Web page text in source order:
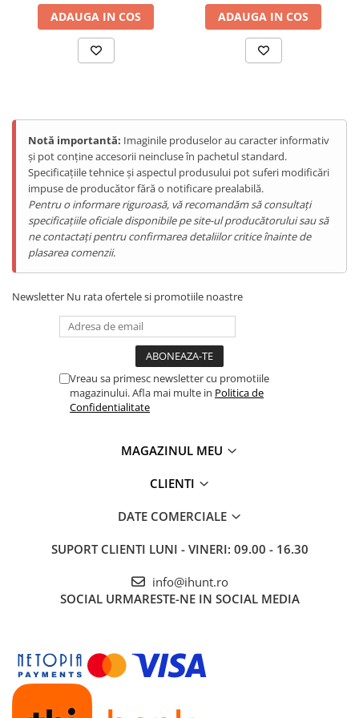
Tablete Oukitel
ENERGIE
Stații de Încărcare Comerciale /
Profesionale
ADAUGA IN COS ADAUGA IN COS
Notă importantă: Imaginile produselor au caracter informativ
și pot conține accesorii neincluse în pachetul standard.
Specificațiile tehnice și aspectul produsului pot suferi modificări
impuse de producător fără o notificare prealabilă.
Pentru o informare riguroasă, vă recomandăm să consultați
specificațiile oficiale disponibile pe site-ul producătorului sau să
ne contactați pentru confirmarea detaliilor critice înainte de
plasarea comenzii.
Newsletter Nu rata ofertele si promotiile noastre
Vreau sa primesc newsletter cu promotiile
magazinului. Afla mai multe in Politica de
Confidentialitate
MAGAZINUL MEU
CLIENTI
DATE COMERCIALE
SUPORT CLIENTI LUNI - VINERI: 09.00 - 16.30
info@ihunt.ro
SOCIAL URMARESTE-NE IN SOCIAL MEDIA